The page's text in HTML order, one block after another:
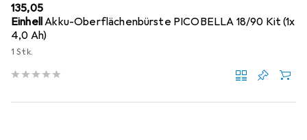
EUR
135,05
EinhellAkku-Oberflächenbürste PICOBELLA 18/90 Kit (1x
4,0 Ah)
1 Stk.